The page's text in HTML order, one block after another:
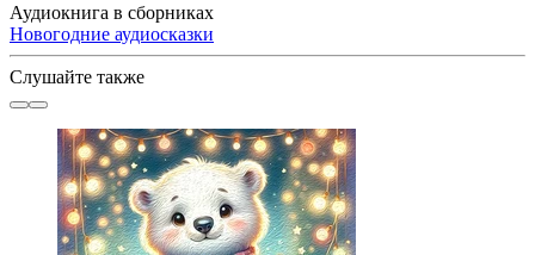
Аудиокнига в сборниках
Новогодние аудиосказки
Слушайте также